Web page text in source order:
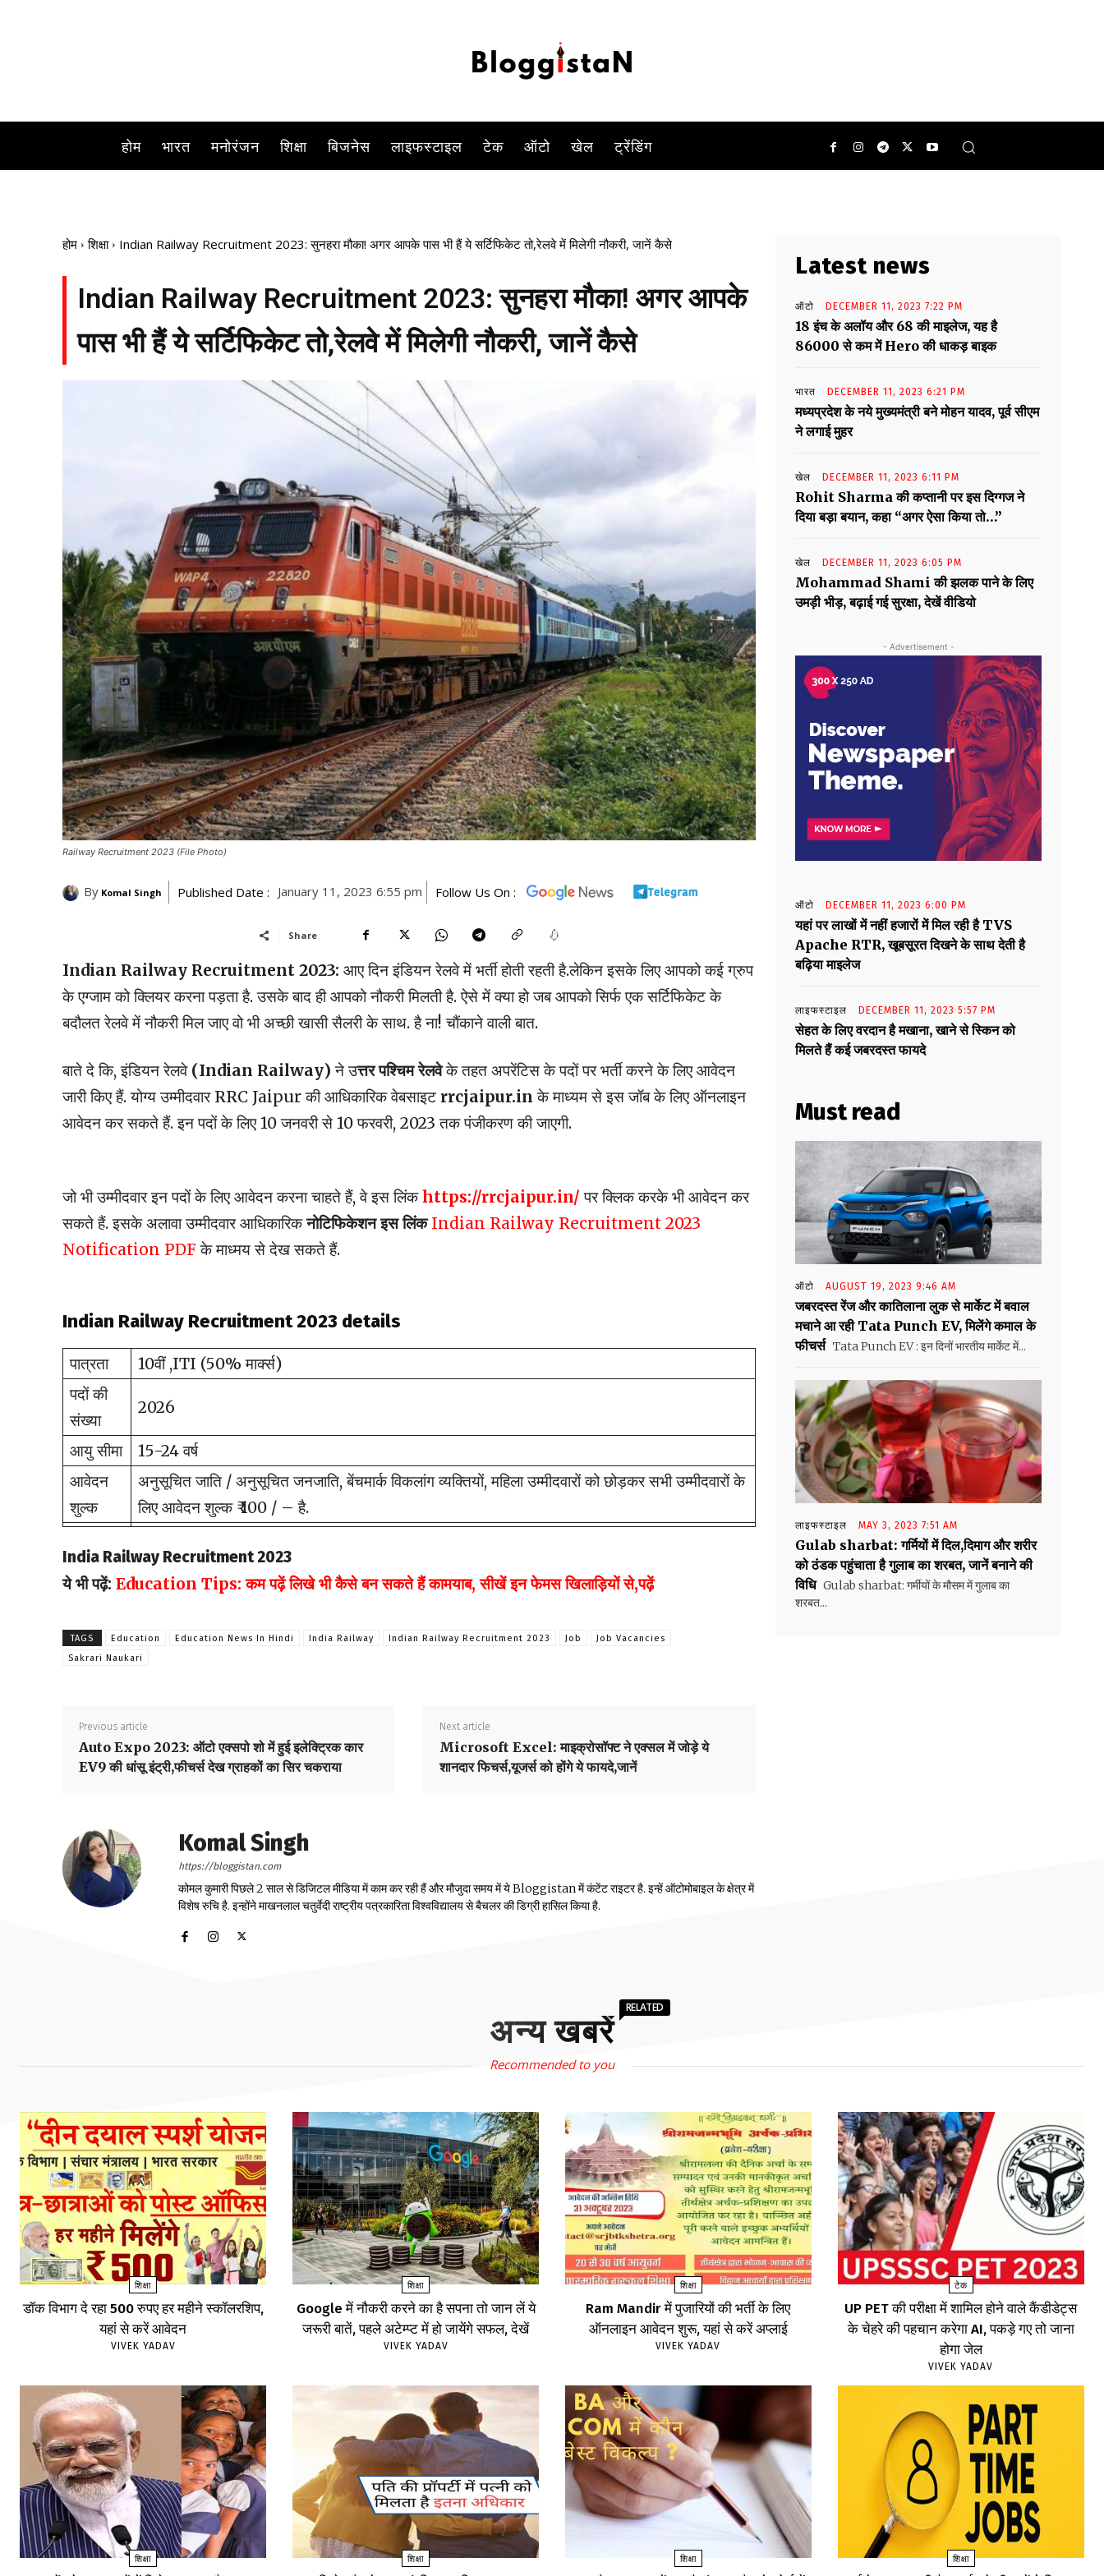
होम भारत मनोरंजन शिक्षा बिजनेस लाइफस्टाइल टेक ऑटो खेल ट्रेंडिंग
होम शिक्षा Indian Railway Recruitment 2023: सुनहरा मौका! अगर आपके पास भी हैं ये सर्टिफिकेट तो,रेलवे में मिलेगी नौकरी, जानें कैसे
Indian Railway Recruitment 2023: सुनहरा मौका! अगर आपके
पास भी हैं ये सर्टिफिकेट तो,रेलवे में मिलेगी नौकरी, जानें कैसे
Railway Recruitment 2023 (File Photo)
By Komal Singh Published Date : January 11, 2023 6:55 pm Follow Us On :
Share
Indian Railway Recruitment 2023: आए दिन इंडियन रेलवे में भर्ती होती रहती है.लेकिन इसके लिए आपको कई ग्रुप
के एग्जाम को क्लियर करना पड़ता है. उसके बाद ही आपको नौकरी मिलती है. ऐसे में क्या हो जब आपको सिर्फ एक सर्टिफिकेट के
बदौलत रेलवे में नौकरी मिल जाए वो भी अच्छी खासी सैलरी के साथ. है ना! चौंकाने वाली बात.
बाते दे कि, इंडियन रेलवे (Indian Railway) ने उत्तर पश्चिम रेलवेके तहत अपरेंटिस के पदों पर भर्ती करने के लिए आवेदन
जारी किए हैं. योग्य उम्मीदवार RRC Jaipur की आधिकारिक वेबसाइट rrcjaipur.inके माध्यम से इस जॉब के लिए ऑनलाइन
आवेदन कर सकते हैं. इन पदों के लिए 10 जनवरी से 10 फरवरी, 2023 तक पंजीकरण की जाएगी.
जो भी उम्मीदवार इन पदों के लिए आवेदन करना चाहते हैं, वे इस लिंकhttps://rrcjaipur.in/ पर क्लिक करके भी आवेदन कर
सकते हैं. इसके अलावा उम्मीदवार आधिकारिकनोटिफिकेशन इस लिंक Indian Railway Recruitment 2023
Notification PDF के माध्मय से देख सकते हैं.
Indian Railway Recruitment 2023 details
पात्रता
10वीं ,ITI (50% मार्क्स)
पदों की
संख्या
2026
आयु सीमा
15-24 वर्ष
आवेदन
शुल्क
अनुसूचित जाति / अनुसूचित जनजाति, बेंचमार्क विकलांग व्यक्तियों, महिला उम्मीदवारों को छोड़कर सभी उम्मीदवारों के
लिए आवेदन शुल्क ₹ 100 / – है.
India Railway Recruitment 2023
ये भी पढ़ें: Education Tips: कम पढ़ें लिखे भी कैसे बन सकते हैं कामयाब, सीखें इन फेमस खिलाड़ियों से,पढ़ें
TAGS Education Education News In Hindi India Railway Indian Railway Recruitment 2023 Job
Job Vacancies
Sakrari Naukari
Previous article
Auto Expo 2023: ऑटो एक्सपो शो में हुई इलेक्ट्रिक कार
EV9 की धांसू इंट्री,फीचर्स देख ग्राहकों का सिर चकराया
Next article
Microsoft Excel: माइक्रोसॉफ्ट ने एक्सल में जोड़े ये
शानदार फिचर्स,यूजर्स को होंगे ये फायदे,जानें
Komal Singh
https://bloggistan.com
कोमल कुमारी पिछले 2 साल से डिजिटल मीडिया में काम कर रही हैं और मौजुदा समय में ये Bloggistan में कंटेंट राइटर है. इन्हें ऑटोमोबाइल के क्षेत्र में
विशेष रुचि है. इन्होंने माखनलाल चतुर्वेदी राष्ट्रीय पत्रकारिता विश्वविद्यालय से बैचलर की डिग्री हासिल किया है.
Latest news
ऑटो DECEMBER 11, 2023 7:22 PM
18 इंच के अलॉय और 68 की माइलेज, यह है
86000 से कम में Hero की धाकड़ बाइक
भारत DECEMBER 11, 2023 6:21 PM
मध्यप्रदेश के नये मुख्यमंत्री बने मोहन यादव, पूर्व सीएम
ने लगाई मुहर
खेल DECEMBER 11, 2023 6:11 PM
Rohit Sharma की कप्तानी पर इस दिग्गज ने
दिया बड़ा बयान, कहा “अगर ऐसा किया तो…”
खेल DECEMBER 11, 2023 6:05 PM
Mohammad Shami की झलक पाने के लिए
उमड़ी भीड़, बढ़ाई गई सुरक्षा, देखें वीडियो
- Advertisement -
ऑटो DECEMBER 11, 2023 6:00 PM
यहां पर लाखों में नहीं हजारों में मिल रही है TVS
Apache RTR, खूबसूरत दिखने के साथ देती है
बढ़िया माइलेज
लाइफस्टाइल DECEMBER 11, 2023 5:57 PM
सेहत के लिए वरदान है मखाना, खाने से स्किन को
मिलते हैं कई जबरदस्त फायदे
Must read
ऑटो AUGUST 19, 2023 9:46 AM
जबरदस्त रेंज और कातिलाना लुक से मार्केट में बवाल
मचाने आ रही Tata Punch EV, मिलेंगे कमाल के
फीचर्स Tata Punch EV : इन दिनों भारतीय मार्केट में...
लाइफस्टाइल MAY 3, 2023 7:51 AM
Gulab sharbat: गर्मियों में दिल,दिमाग और शरीर
को ठंडक पहुंचाता है गुलाब का शरबत, जानें बनाने की
विधि Gulab sharbat: गर्मीयों के मौसम में गुलाब का
शरबत...
अन्य खबरें
RELATED
Recommended to you
शिक्षा
डॉक विभाग दे रहा 500 रुपए हर महीने स्कॉलरशिप,
यहां से करें आवेदन
VIVEK YADAV
शिक्षा
Google में नौकरी करने का है सपना तो जान लें ये
जरूरी बातें, पहले अटेम्प्ट में हो जायेंगे सफल, देखें
VIVEK YADAV
शिक्षा
Ram Mandir में पुजारियों की भर्ती के लिए
ऑनलाइन आवेदन शुरू, यहां से करें अप्लाई
VIVEK YADAV
टेक
UP PET की परीक्षा में शामिल होने वाले कैंडीडेट्स
के चेहरे की पहचान करेगा AI, पकड़े गए तो जाना
होगा जेल
VIVEK YADAV
शिक्षा शिक्षा शिक्षा शिक्षा